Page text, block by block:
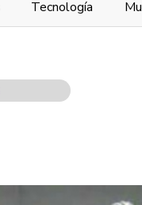
Tecnología